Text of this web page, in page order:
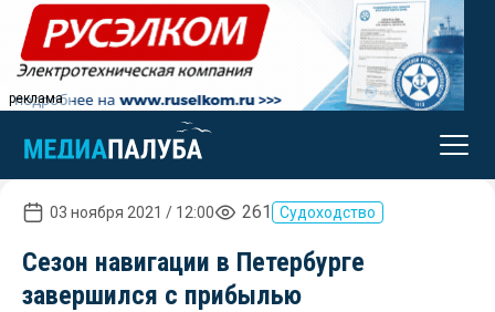
реклама
03 ноября 2021 / 12:00 261 Судоходство
Сезон навигации в Петербурге
завершился с прибылью